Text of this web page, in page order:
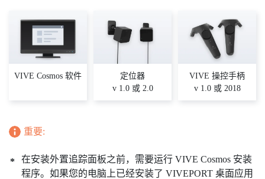
板
VIVE Cosmos 软件
定位器
v 1.0 或 2.0
VIVE 操控手柄
v 1.0 或 2018
重要:
在安装外置追踪面板之前，需要运行 VIVE Cosmos 安装
程序。如果您的电脑上已经安装了 VIVEPORT 桌面应用